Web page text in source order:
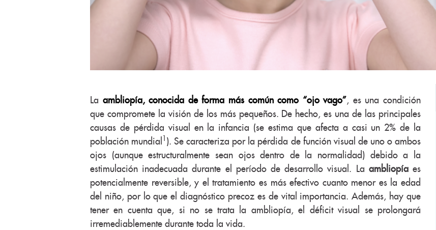
La ambliopía, conocida de forma más común como “ojo vago”, es una condición
que compromete la visión de los más pequeños. De hecho, es una de las principales
causas de pérdida visual en la infancia (se estima que afecta a casi un 2% de la
población mundial 1 ). Se caracteriza por la pérdida de función visual de uno o ambos
ojos (aunque estructuralmente sean ojos dentro de la normalidad) debido a la
estimulación inadecuada durante el período de desarrollo visual. La ambliopíaes
potencialmente reversible, y el tratamiento es más efectivo cuanto menor es la edad
del niño, por lo que el diagnóstico precoz es de vital importancia. Además, hay que
tener en cuenta que, si no se trata la ambliopía, el déficit visual se prolongará
irremediablemente durante toda la vida.